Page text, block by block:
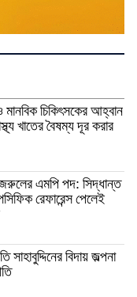
চিকিৎসকের আহ্বান
খাতের বৈষম্য দূর করার
এমপি পদ: সিদ্ধান্ত
রেফারেন্স পেলেই
সাহাবুদ্দিনের বিদায় জল্পনা